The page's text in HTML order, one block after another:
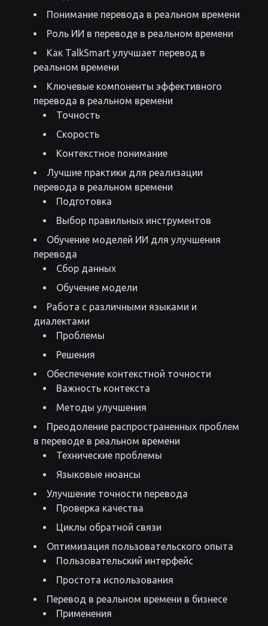
Понимание перевода в реальном времени
Роль ИИ в переводе в реальном времени
Как TalkSmart улучшает перевод в
реальном времени
Ключевые компоненты эффективного
перевода в реальном времени
Точность
Скорость
Контекстное понимание
Лучшие практики для реализации
перевода в реальном времени
Подготовка
Выбор правильных инструментов
Обучение моделей ИИ для улучшения
перевода
Сбор данных
Обучение модели
Работа с различными языками и
диалектами
Проблемы
Решения
Обеспечение контекстной точности
Важность контекста
Методы улучшения
Преодоление распространенных проблем
в переводе в реальном времени
Технические проблемы
Языковые нюансы
Улучшение точности перевода
Проверка качества
Циклы обратной связи
Оптимизация пользовательского опыта
Пользовательский интерфейс
Простота использования
Перевод в реальном времени в бизнесе
Применения